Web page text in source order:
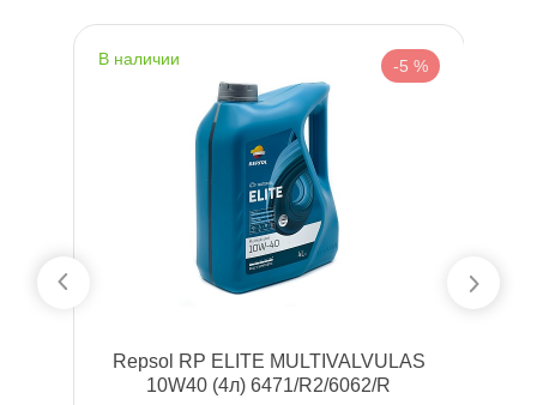
наличии -5 %
Repsol RP ELITE MULTIVALVULAS
10W40 (4л) 6471/R2/6062/R